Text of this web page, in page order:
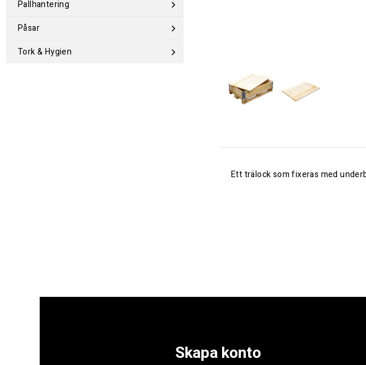
Pallhantering
Påsar
Tork & Hygien
Ett trälock som fixeras med
Skapa konto